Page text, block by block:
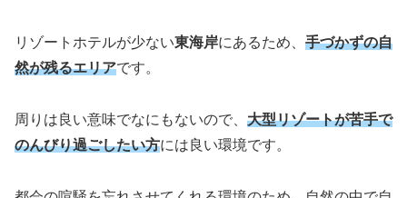
リゾートホテルが少ない東海岸にあるため、 手づかずの自
然が残るエリアです。
周りは良い意味でなにもないので、 大型リゾートが苦手で
のんびり過ごしたい方には良い環境です。